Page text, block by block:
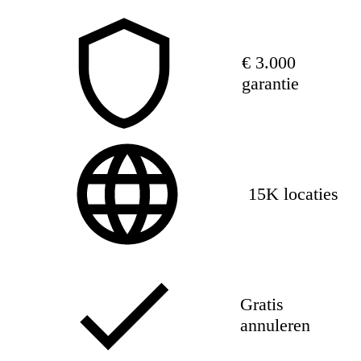
€ 3.000
garantie
15K locaties
Gratis
annuleren